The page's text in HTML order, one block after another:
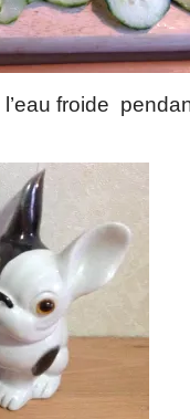
froide